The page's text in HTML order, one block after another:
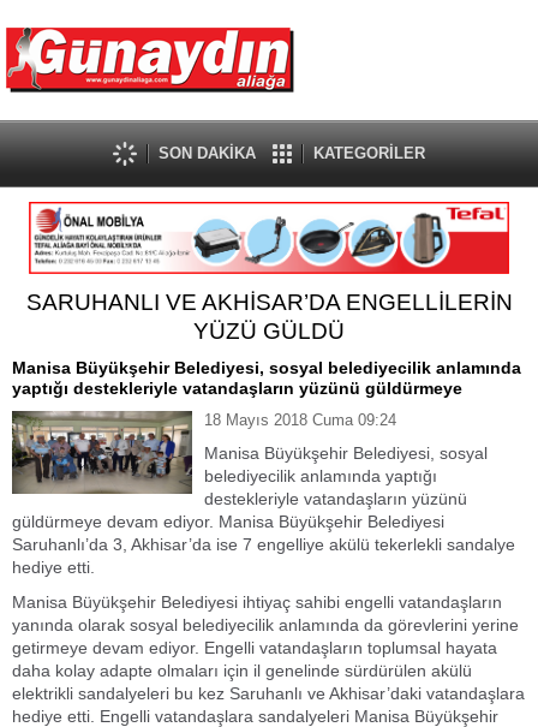
SON DAKİKA KATEGORİLER
SARUHANLI VE AKHİSAR’DA ENGELLİLERİN
YÜZÜ GÜLDÜ
Manisa Büyükşehir Belediyesi, sosyal belediyecilik anlamında
yaptığı destekleriyle vatandaşların yüzünü güldürmeye
18 Mayıs 2018 Cuma 09:24
Manisa Büyükşehir Belediyesi, sosyal
belediyecilik anlamında yaptığı
destekleriyle vatandaşların yüzünü
güldürmeye devam ediyor. Manisa Büyükşehir Belediyesi
Saruhanlı’da 3, Akhisar’da ise 7 engelliye akülü tekerlekli sandalye
hediye etti.
Manisa Büyükşehir Belediyesi ihtiyaç sahibi engelli vatandaşların
yanında olarak sosyal belediyecilik anlamında da görevlerini yerine
getirmeye devam ediyor. Engelli vatandaşların toplumsal hayata
daha kolay adapte olmaları için il genelinde sürdürülen akülü
elektrikli sandalyeleri bu kez Saruhanlı ve Akhisar’daki vatandaşlara
hediye etti. Engelli vatandaşlara sandalyeleri Manisa Büyükşehir